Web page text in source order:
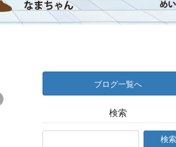
ブログ一覧へ
検索